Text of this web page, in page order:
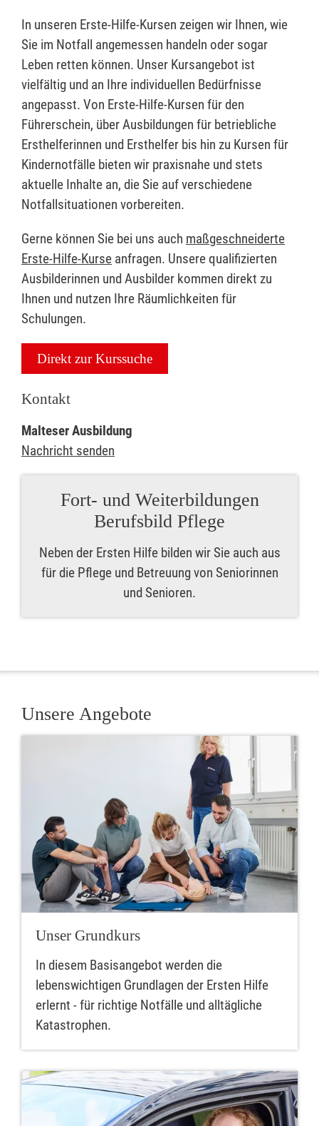
In unseren Erste-Hilfe-Kursen zeigen wir Ihnen, wie
Sie im Notfall angemessen handeln oder sogar
Leben retten können. Unser Kursangebot ist
vielfältig und an Ihre individuellen Bedürfnisse
angepasst. Von Erste-Hilfe-Kursen für den
Führerschein, über Ausbildungen für betriebliche
Ersthelferinnen und Ersthelfer bis hin zu Kursen für
Kindernotfälle bieten wir praxisnahe und stets
aktuelle Inhalte an, die Sie auf verschiedene
Notfallsituationen vorbereiten.
Gerne können Sie bei uns auch maßgeschneiderte
Erste-Hilfe-Kurse anfragen. Unsere qualifizierten
Ausbilderinnen und Ausbilder kommen direkt zu
Ihnen und nutzen Ihre Räumlichkeiten für
Schulungen.
Direkt zur Kurssuche
Kontakt
Malteser Ausbildung
Nachricht senden
Fort- und Weiterbildungen
Berufsbild Pflege
Neben der Ersten Hilfe bilden wir Sie auch aus
für die Pflege und Betreuung von Seniorinnen
und Senioren.
Unsere Angebote
Unser Grundkurs
In diesem Basisangebot werden die
lebenswichtigen Grundlagen der Ersten Hilfe
erlernt - für richtige Notfälle und alltägliche
Katastrophen.